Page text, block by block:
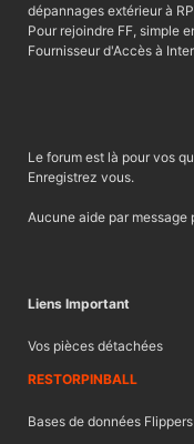
dépannages extérieur à RP
Pour rejoindre FF, simple
Fournisseur d'Accès à
Le forum est là pour vos
Enregistrez vous.
Aucune aide par message
Liens Important
Vos pièces détachées
RESTORPINBALL
Bases de données Flippers